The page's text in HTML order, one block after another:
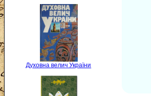
Духовна велич України